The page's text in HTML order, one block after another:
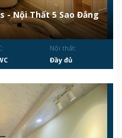
- Nội Thất 5 Sao Đẳng
Nội thất:
Đầy đủ